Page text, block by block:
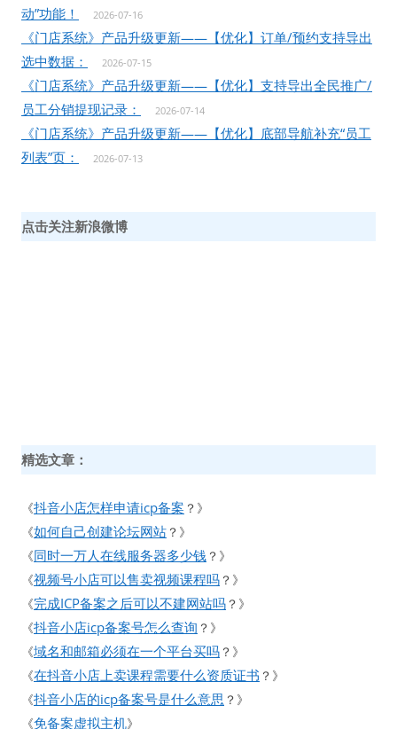
动”功能！
2026-07-16
《门店系统》产品升级更新——【优化】订单/预约支持导出
选中数据：
2026-07-15
《门店系统》产品升级更新——【优化】支持导出全民推广/
员工分销提现记录：
2026-07-14
《门店系统》产品升级更新——【优化】底部导航补充“员工
列表”页：
2026-07-13
点击关注新浪微博
精选文章：
《抖音小店怎样申请icp备案 ？》
《如何自己创建论坛网站 ？》
《同时一万人在线服务器多少钱 ？》
《视频号小店可以售卖视频课程吗 ？》
《完成ICP备案之后可以不建网站吗 ？》
《抖音小店icp备案号怎么查询 ？》
《域名和邮箱必须在一个平台买吗 ？》
《在抖音小店上卖课程需要什么资质证书 ？》
《抖音小店的icp备案号是什么意思 ？》
《免备案虚拟主机》